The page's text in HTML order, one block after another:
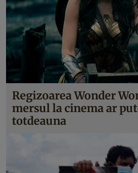
Regizoarea Wonder
mersul la cinema ar
totdeauna